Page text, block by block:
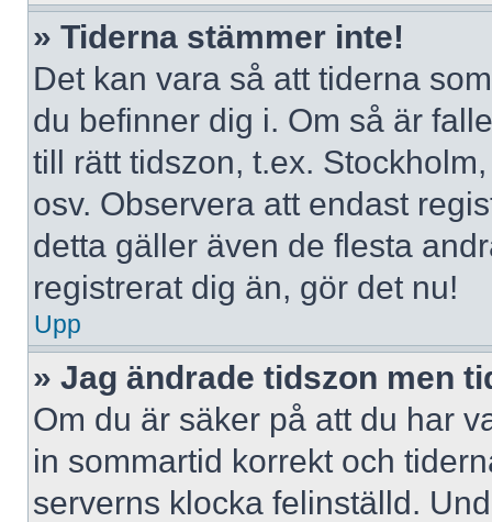
» Tiderna stämmer inte!
Det kan vara så att tiderna
du befinner dig i. Om så är
till rätt tidszon, t.ex.
osv. Observera att endast
detta gäller även de flesta
registrerat dig än, gör det nu!
Upp
» Jag ändrade tidszon men
Om du är säker på att du har
in sommartid korrekt och
serverns klocka felinställd.